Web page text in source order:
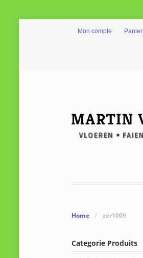
Mon compte Panier
Home / zxr1009
Categorie Produits